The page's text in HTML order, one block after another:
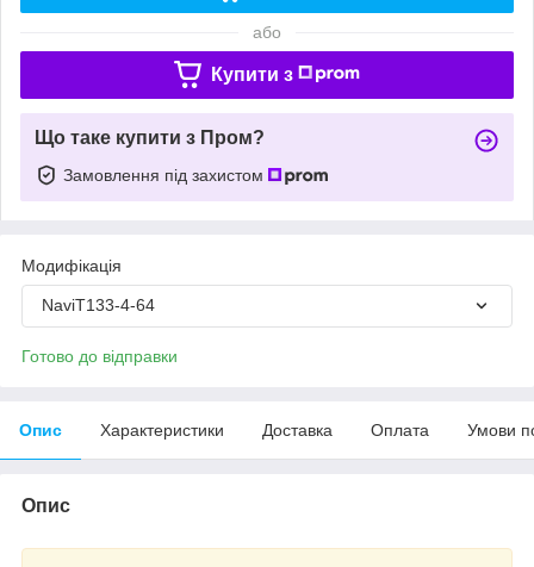
або
Купити з
Що таке купити з Пром?
Замовлення під захистом
Модифікація
NaviT133-4-64
Готово до відправки
Опис Характеристики Доставка Оплата Умови
Опис